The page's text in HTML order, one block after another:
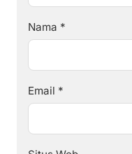
Nama *
Email *